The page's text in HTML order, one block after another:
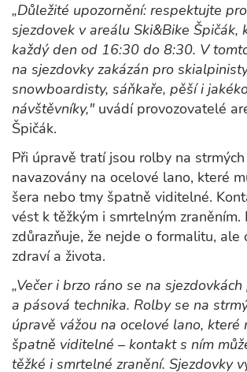
„Důležité upozornění: respektujte
sjezdovek v areálu Ski&Bike Špičák,
každý den od 16:30 do 8:30. V
na sjezdovky zakázán pro
snowboardisty, sáňkaře, pěší i
návštěvníky," uvádí provozovatelé
Špičák.
Při úpravě tratí jsou rolby na strmých
navazovány na ocelové lano, které
šera nebo tmy špatně viditelné.
vést k těžkým i smrtelným zraněním.
zdůrazňuje, že nejde o formalitu, ale
zdraví a života.
„Večer i brzo ráno se na
a pásová technika. Rolby se na
úpravě vážou na ocelové lano, které
špatně viditelné – kontakt s ním
těžké i smrtelné zranění. Sjezdovky